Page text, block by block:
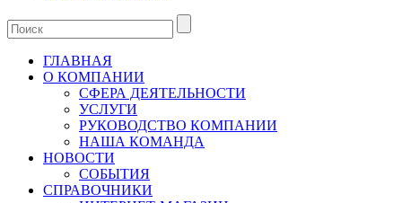
ГЛАВНАЯ
О КОМПАНИИ
СФЕРА ДЕЯТЕЛЬНОСТИ
УСЛУГИ
РУКОВОДСТВО КОМПАНИИ
НАША КОМАНДА
НОВОСТИ
СОБЫТИЯ
СПРАВОЧНИКИ